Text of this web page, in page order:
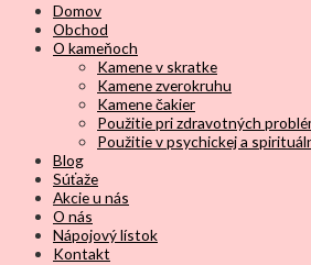
Domov
Obchod
O kameňoch
Kamene v skratke
Kamene zverokruhu
Kamene čakier
Použitie pri zdravotných
Použitie v psychickej a
Blog
Súťaže
Akcie u nás
O nás
Nápojový lístok
Kontakt